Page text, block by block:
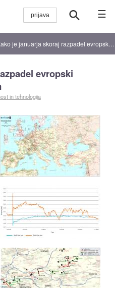
☰
je januarja skoraj razpadel evropski elektroenergetski sistem
evropski
in tehnologija